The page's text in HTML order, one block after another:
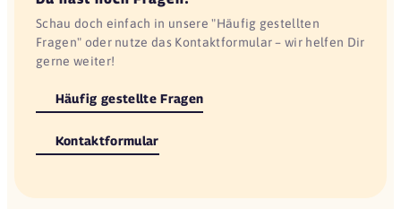
Schau doch einfach in unsere "Häufig gestellten
Fragen" oder nutze das Kontaktformular – wir helfen Dir
gerne weiter!
Häufig gestellte Fragen
Kontaktformular